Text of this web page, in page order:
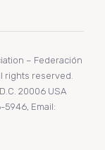
– Federación
rights reserved.
20006 USA
5946, Email: